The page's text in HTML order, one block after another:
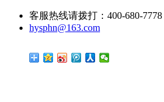
客服热线请拨打：400-680-7778
hysphn@163.com